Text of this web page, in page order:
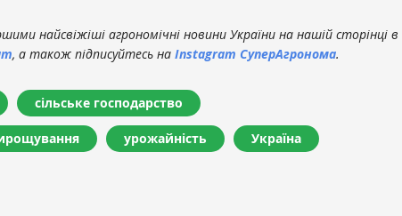
найсвіжіші агрономічні новини України на нашій сторінці в
, а також підписуйтесь на Instagram СуперАгронома.
сільське господарство
урожайність Україна